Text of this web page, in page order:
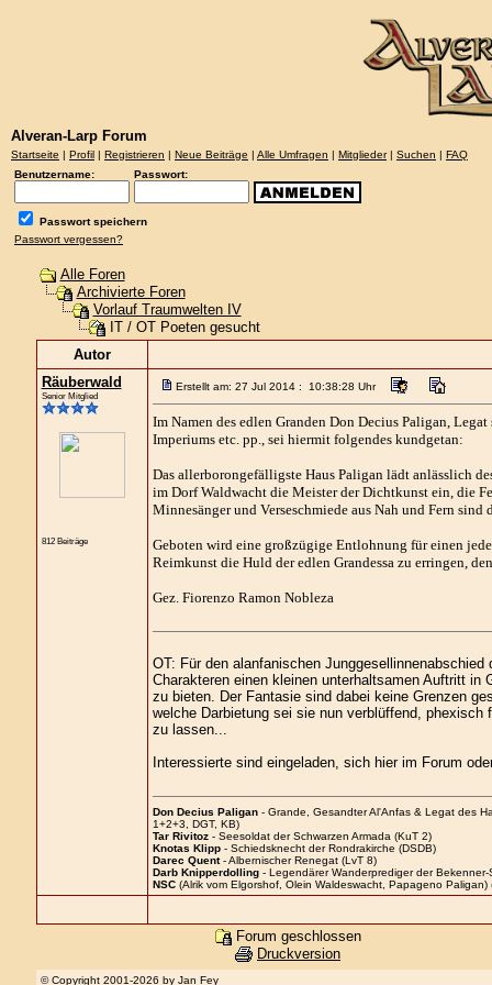
Alveran-Larp Forum
Startseite | Profil | Registrieren | Neue Beiträge | Alle Umfragen | Mitglieder| Suchen | FAQ
Benutzername:
Passwort:
Passwort speichern
Passwort vergessen?
Alle Foren
Archivierte Foren
Vorlauf Traumwelten IV
IT / OT Poeten gesucht
Autor
Räuberwald
Senior Mitglied
812 Beiträge
Erstellt am: 27 Jul 2014 : 10:38:28 Uhr
Im Namen des edlen Granden Don Decius Paligan,
Imperiums etc. pp., sei hiermit folgendes kundgetan:
Das allerborongefälligste Haus Paligan lädt anlässlich
im Dorf Waldwacht die Meister der Dichtkunst ein, die
Minnesänger und Verseschmiede aus Nah und Fern
Geboten wird eine großzügige Entlohnung für einen
Reimkunst die Huld der edlen Grandessa zu erringen,
Gez. Fiorenzo Ramon Nobleza
OT: Für den alanfanischen
Charakteren einen kleinen unterhaltsamen Auftritt
zu bieten. Der Fantasie sind dabei keine Grenzen
welche Darbietung sei sie nun verblüffend, phexisch
zu lassen...
Interessierte sind eingeladen, sich hier im Forum
Don Decius Paligan- Grande, Gesandter Al'Anfas & Legat des
1+2+3, DGT, KB)
Tar Rivitoz- Seesoldat der Schwarzen Armada (KuT 2)
Knotas Klipp- Schiedsknecht der Rondrakirche (DSDB)
Darec Quent- Albernischer Renegat (LvT 8)
Darb Knipperdolling- Legendärer Wanderprediger der Bekenner-
NSC(Alrik vom Elgorshof, Olein Waldeswacht, Papageno Paligan)
Forum geschlossen
Druckversion
© Copyright 2001-2026 by Jan Fey